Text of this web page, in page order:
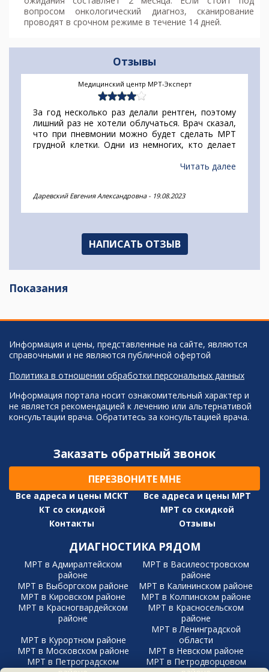
вопросом онкологический диагноз, сканирование
проводят в срочном режиме в течение 14 дней.
Отзывы
Медицинский центр МРТ-Эксперт
За год несколько раз делали рентген, поэтому
лишний раз не хотели облучаться. Врач сказал,
что при пневмонии можно будет сделать МРТ
грудной клетки. Одни из немногих, кто делает
Приехали, сразу не могли найти, пришлось
нет возможности, только через лестницу, что в
Читать далее
Даревский Евгения Александровна - 19.08.2023
НАПИСАТЬ ОТЗЫВ
Показания
Информация и цены, представленные на сайте, являются
справочными и не являются публичной офертой
Политика в отношении обработки персональных данных
Информация портала носит ознакомительный характер и
не является рекомендацией к лечению или альтернативой
консультации врача. Обратитесь за консультацией врача.
Заказать обратный звонок
ПЕРЕЗВОНИТЕ МНЕ
Все адреса и цены МСКТ
Все адреса и цены МРТ
КТ со скидкой
МРТ со скидкой
Контакты
Отзывы
ДИАГНОСТИКА РЯДОМ
МРТ в Адмиралтейском
районе
МРТ в Василеостровском
районе
МРТ в Выборгском районе
МРТ в Калининском районе
МРТ в Кировском районе
МРТ в Колпинском районе
МРТ в Красногвардейском
районе
МРТ в Красносельском
районе
МРТ в Курортном районе
МРТ в Ленинградской
области
МРТ в Московском районе
МРТ в Невском районе
МРТ в Петроградском
МРТ в Петродворцовом